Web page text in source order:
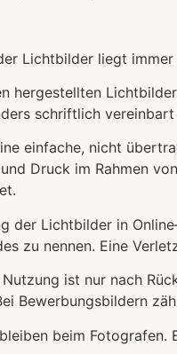
Lichtbilder liegt
hergestellten
schriftlich vereinbart
einfache, nicht
Druck im Rahmen
der Lichtbilder in
zu nennen. Eine
ist nur nach
Bewerbungsbildern
beim